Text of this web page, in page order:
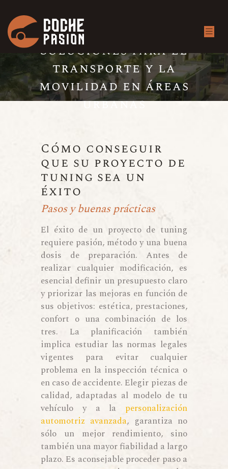
Transporte moderno
Soluciones para el
transporte y la
movilidad en áreas
urbanas
Cómo conseguir
que su proyecto de
tuning sea un
éxito
Pasos y buenas prácticas
El éxito de un proyecto de tuning
requiere pasión, método y una buena
dosis de preparación. Antes de
realizar cualquier modificación, es
esencial definir un presupuesto claro
y priorizar las mejoras en función de
sus objetivos: estética, prestaciones,
confort o una combinación de los
tres. La planificación también
implica estudiar las normas legales
vigentes para evitar cualquier
problema en la inspección técnica o
en caso de accidente. Elegir piezas de
calidad, adaptadas al modelo de tu
vehículo y a la personalización
automotriz avanzada, garantiza no
sólo un mejor rendimiento, sino
también una mayor fiabilidad a largo
plazo. Es aconsejable proceder paso a